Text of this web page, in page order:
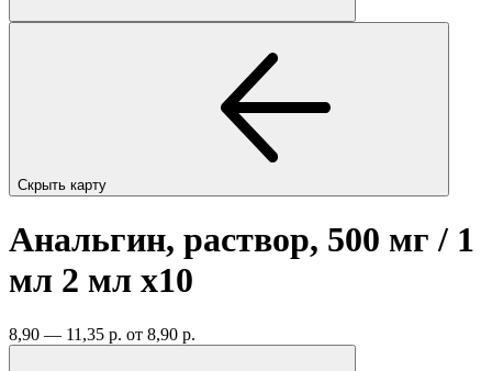
Скрыть карту
Анальгин, раствор, 500 мг / 1
мл 2 мл x10
8,90 — 11,35 р. от 8,90 р.